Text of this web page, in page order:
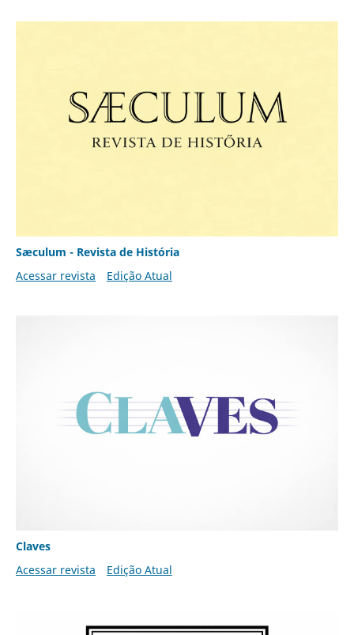
Sæculum - Revista de História
Acessar revista
Edição Atual
Claves
Acessar revista
Edição Atual